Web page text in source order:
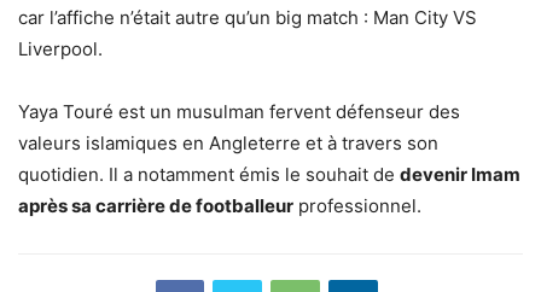
car l’affiche n’était autre qu’un big match : Man City VS
Liverpool.
Yaya Touré est un musulman fervent défenseur des
valeurs islamiques en Angleterre et à travers son
quotidien. Il a notamment émis le souhait de devenir Imam
après sa carrière de footballeur professionnel.